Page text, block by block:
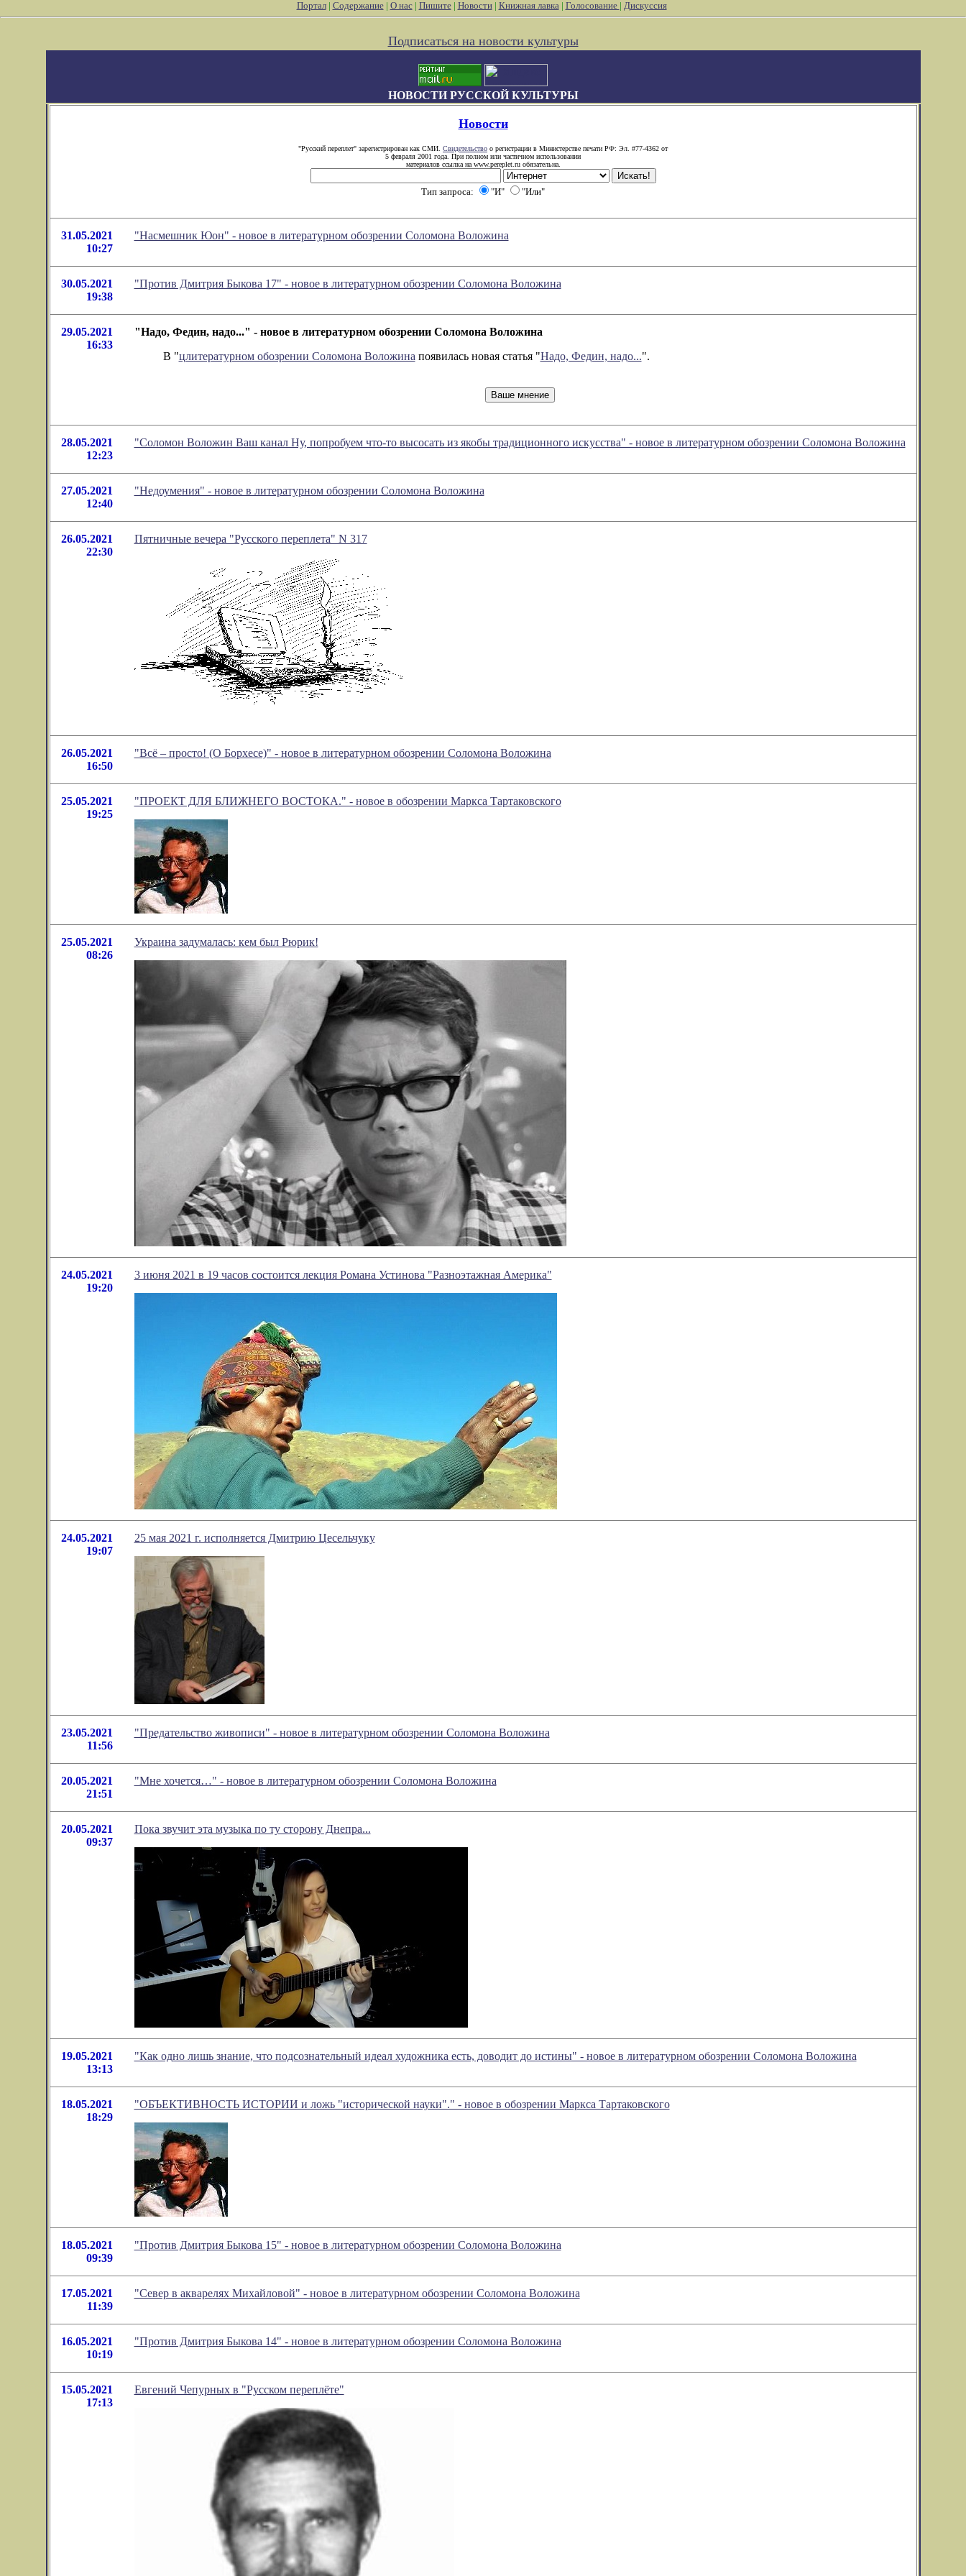
Портал| Содержание| О нас| Пишите| Новости| Книжная лавка| Голосование | Дискуссия
Подписаться на новости культуры
НОВОСТИ РУССКОЙ КУЛЬТУРЫ
Новости
"Русский переплет" зарегистрирован как СМИ. Свидетельство о регистрации в Министерстве печати РФ: Эл. #77-4362 от
5 февраля 2001 года. При полном или частичном использовании
материалов ссылка на www.pereplet.ru обязательна.
Тип запроса: "И" "Или"
31.05.2021
10:27
"Насмешник Юон" - новое в литературном обозрении Соломона Воложина
30.05.2021
19:38
"Против Дмитрия Быкова 17" - новое в литературном обозрении Соломона Воложина
29.05.2021
16:33
"Надо, Федин, надо..." - новое в литературном обозрении Соломона Воложина
В "цлитературном обозрении Соломона Воложина появилась новая статья "Надо, Федин, надо...".
28.05.2021
12:23
"Соломон Воложин Ваш канал Ну, попробуем что-то высосать из якобы традиционного искусства" - новое в литературном обозрении Соломона Воложина
27.05.2021
12:40
"Недоумения" - новое в литературном обозрении Соломона Воложина
26.05.2021
22:30
Пятничные вечера "Русского переплета" N 317
26.05.2021
16:50
"Всё – просто! (О Борхесе)" - новое в литературном обозрении Соломона Воложина
25.05.2021
19:25
"ПРОЕКТ ДЛЯ БЛИЖНЕГО ВОСТОКА." - новое в обозрении Маркса Тартаковского
25.05.2021
08:26
Украина задумалась: кем был Рюрик!
24.05.2021
19:20
3 июня 2021 в 19 часов состоится лекция Романа Устинова "Разноэтажная Америка"
24.05.2021
19:07
25 мая 2021 г. исполняется Дмитрию Цесельчуку
23.05.2021
11:56
"Предательство живописи" - новое в литературном обозрении Соломона Воложина
20.05.2021
21:51
"Мне хочется…" - новое в литературном обозрении Соломона Воложина
20.05.2021
09:37
Пока звучит эта музыка по ту сторону Днепра...
19.05.2021
13:13
"Как одно лишь знание, что подсознательный идеал художника есть, доводит до истины" - новое в литературном обозрении Соломона Воложина
18.05.2021
18:29
"ОБЪЕКТИВНОСТЬ ИСТОРИИ и ложь "исторической науки"." - новое в обозрении Маркса Тартаковского
18.05.2021
09:39
"Против Дмитрия Быкова 15" - новое в литературном обозрении Соломона Воложина
17.05.2021
11:39
"Север в акварелях Михайловой" - новое в литературном обозрении Соломона Воложина
16.05.2021
10:19
"Против Дмитрия Быкова 14" - новое в литературном обозрении Соломона Воложина
15.05.2021
17:13
Евгений Чепурных в "Русском переплёте"